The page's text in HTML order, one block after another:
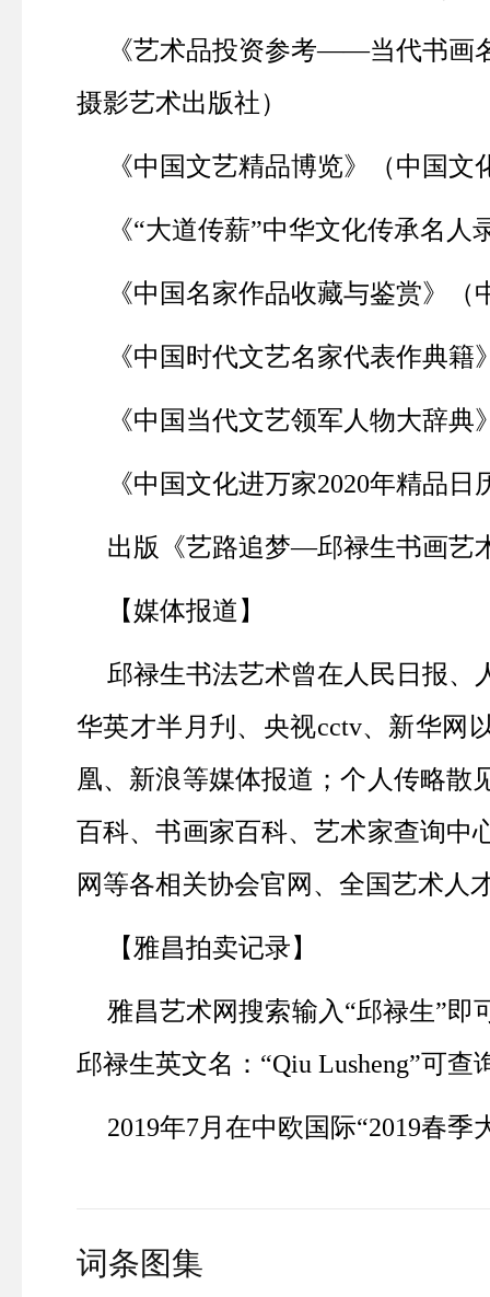
《艺术品投资参考——当代书画
摄影艺术出版社）
《中国文艺精品博览》（中国文
《“大道传薪”中华文化传承名
《中国名家作品收藏与鉴赏》（
《中国时代文艺名家代表作典
《中国当代文艺领军人物大辞
《中国文化进万家2020年精品日
出版《艺路追梦—邱禄生书画艺
【媒体报道】
邱禄生书法艺术曾在人民日报、
华英才半月刋、央视cctv、新华网
凰、新浪等媒体报道；个人传略散
百科、书画家百科、艺术家查询中
网等各相关协会官网、全国艺术人
【雅昌拍卖记录】
雅昌艺术网搜索输入“邱禄生”
邱禄生英文名：“Qiu Lusheng”可查
2019年7月在中欧国际“2019春季
词条图集